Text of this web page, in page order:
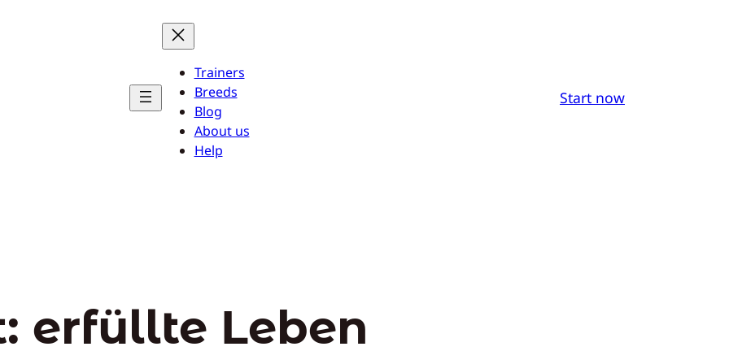
Trainers
Breeds
Blog
About us
Help
Start now
erfüllte Leben